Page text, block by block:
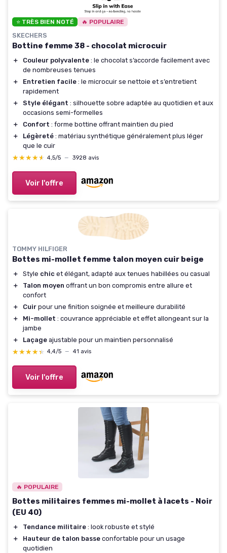
⭐ TRÈS BIEN NOTÉ 🔥 POPULAIRE
SKECHERS
Bottine femme 38 - chocolat microcuir
＋ Couleur polyvalente : le chocolat s’accorde facilement avec
de nombreuses tenues
＋
Entretien facile : le microcuir se nettoie et s’entretient
rapidement
＋
Style élégant : silhouette sobre adaptée au quotidien et aux
occasions semi-formelles
＋
Confort : forme bottine offrant maintien du pied
＋
Légèreté : matériau synthétique généralement plus léger
que le cuir
★★★★★
★★★★★ 4,5/5 — 3928 avis
Voir l'offre
TOMMY HILFIGER
Bottes mi-mollet femme talon moyen cuir beige
＋ Style chic et élégant, adapté aux tenues habillées ou casual
＋
Talon moyen offrant un bon compromis entre allure et
confort
＋
Cuir pour une finition soignée et meilleure durabilité
＋
Mi-mollet : couvrance appréciable et effet allongeant sur la
jambe
＋
Laçage ajustable pour un maintien personnalisé
★★★★★
★★★★★ 4,4/5 — 41 avis
Voir l'offre
🔥 POPULAIRE
Bottes militaires femmes mi-mollet à lacets - Noir
(EU 40)
＋ Tendance militaire : look robuste et stylé
＋
Hauteur de talon basse confortable pour un usage
quotidien